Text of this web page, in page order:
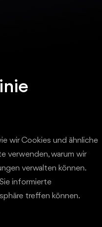
wir Cookies und ähnliche
verwenden, warum wir
verwalten können.
informierte
treffen können.